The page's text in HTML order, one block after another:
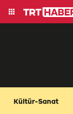
Kültür-Sanat